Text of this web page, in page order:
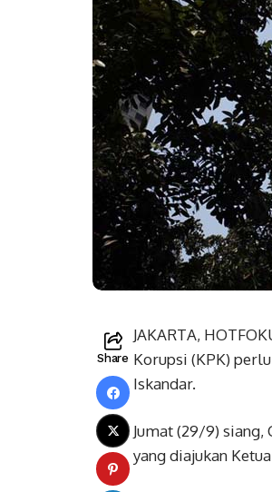
Share
JAKARTA,
Korupsi (KPK)
Iskandar.
Jumat (29/9)
yang diajukan